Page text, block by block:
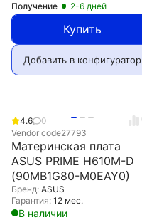
Получение 2-6 дней
Купить
Добавить в конфигуратор
4.6
0
Vendor code27793
Материнская плата
ASUS PRIME H610M-D
(90MB1G80-M0EAY0)
Бренд: ASUS
Гарантия: 12 мес.
В наличии